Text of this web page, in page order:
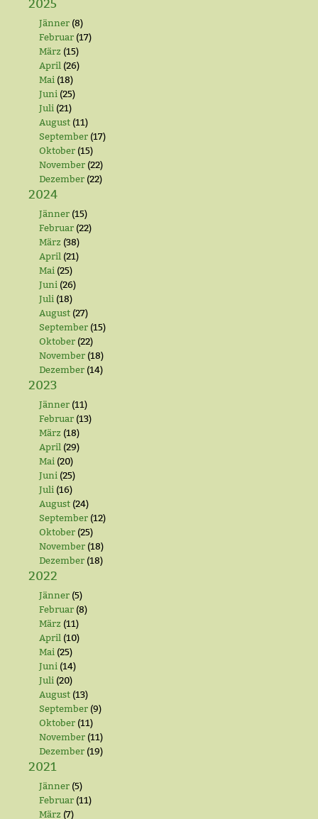
2025
Jänner (8)
Februar (17)
März (15)
April (26)
Mai (18)
Juni (25)
Juli (21)
August (11)
September (17)
Oktober (15)
November (22)
Dezember (22)
2024
Jänner (15)
Februar (22)
März (38)
April (21)
Mai (25)
Juni (26)
Juli (18)
August (27)
September (15)
Oktober (22)
November (18)
Dezember (14)
2023
Jänner (11)
Februar (13)
März (18)
April (29)
Mai (20)
Juni (25)
Juli (16)
August (24)
September (12)
Oktober (25)
November (18)
Dezember (18)
2022
Jänner (5)
Februar (8)
März (11)
April (10)
Mai (25)
Juni (14)
Juli (20)
August (13)
September (9)
Oktober (11)
November (11)
Dezember (19)
2021
Jänner (5)
Februar (11)
März (7)